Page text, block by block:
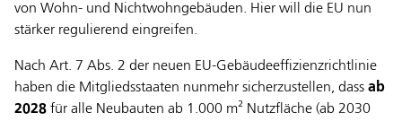
von Wohn- und Nichtwohngebäuden. Hier will die EU nun
stärker regulierend eingreifen.
Nach Art. 7 Abs. 2 der neuen EU-Gebäudeeffizienzrichtlinie
haben die Mitgliedsstaaten nunmehr sicherzustellen, dass ab
2028 für alle Neubauten ab 1.000 m² Nutzfläche (ab 2030